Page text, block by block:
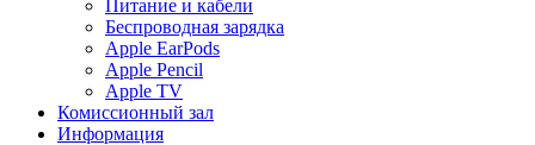
Питание и кабели
Беспроводная зарядка
Apple EarPods
Apple Pencil
Apple TV
Комиссионный зал
Информация